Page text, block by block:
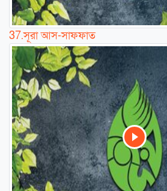
37.সূরা আস-সাফফাত